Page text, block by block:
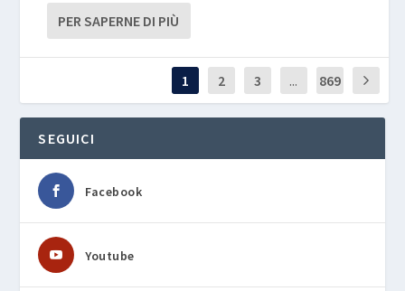
PER SAPERNE DI PIÙ
1 2 3 ... 869
SEGUICI
Facebook
Youtube